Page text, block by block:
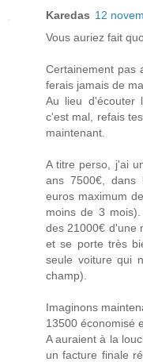
Karedas 12
Vous auriez fait
Certainement pas
ferais jamais de ma
Au lieu d'écouter
c'est mal, refais
maintenant.
A titre perso, j'ai
ans 7500€, dans
euros maximum
moins de 3
des 21000€ d'une
et se porte très
seule voiture qui
champ).
Imaginons
13500 économisé
A auraient à la
un facture finale